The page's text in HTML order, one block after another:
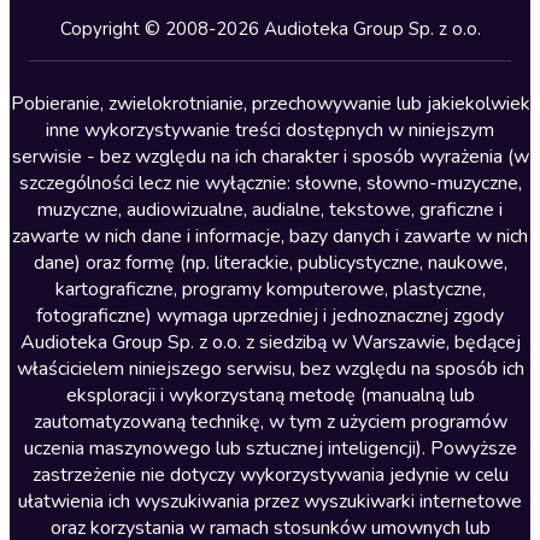
Kryminały
Lektury szkolne
Literatura anglojęzyczna
Literatura faktu
Literatura obyczajowa
Literatura piękna obca
Literatura piękna polska
Nagrania relaksacyjne
Nauka języków
Nauki humanistyczne
Podcasty i audycje
Polityka
Prasa
Copyright © 2008-2026 Audioteka Group Sp. z o.o.
Pobieranie, zwielokrotnianie, przechowywanie lub jakiekolwiek
inne wykorzystywanie treści dostępnych w niniejszym
serwisie - bez względu na ich charakter i sposób wyrażenia (w
szczególności lecz nie wyłącznie: słowne, słowno-muzyczne,
muzyczne, audiowizualne, audialne, tekstowe, graficzne i
zawarte w nich dane i informacje, bazy danych i zawarte w nich
dane) oraz formę (np. literackie, publicystyczne, naukowe,
kartograficzne, programy komputerowe, plastyczne,
fotograficzne) wymaga uprzedniej i jednoznacznej zgody
Audioteka Group Sp. z o.o. z siedzibą w Warszawie, będącej
właścicielem niniejszego serwisu, bez względu na sposób ich
eksploracji i wykorzystaną metodę (manualną lub
zautomatyzowaną technikę, w tym z użyciem programów
uczenia maszynowego lub sztucznej inteligencji). Powyższe
zastrzeżenie nie dotyczy wykorzystywania jedynie w celu
ułatwienia ich wyszukiwania przez wyszukiwarki internetowe
oraz korzystania w ramach stosunków umownych lub